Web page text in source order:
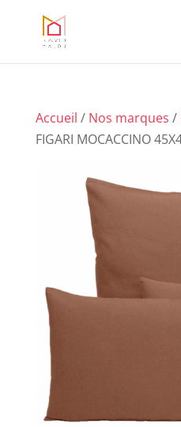
Accueil / Nos marques /
FIGARI MOCACCINO